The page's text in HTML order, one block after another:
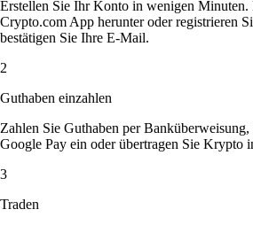
Erstellen Sie Ihr Konto in wenigen Minuten.
Crypto.com App herunter oder registrieren
bestätigen Sie Ihre E-Mail.
2
Guthaben einzahlen
Zahlen Sie Guthaben per
Google Pay ein oder übertragen Sie Krypto
3
Traden